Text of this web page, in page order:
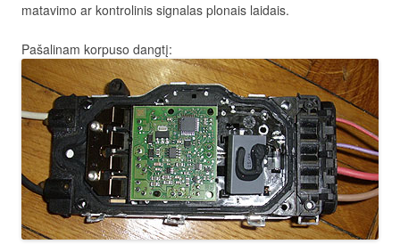
matavimo ar kontrolinis signalas plonais laidais.
Pašalinam korpuso dangtį: